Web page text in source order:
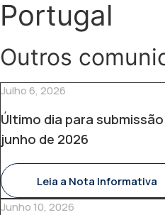
Portugal
Outros
Julho 6, 2026
Último dia para
junho de 2026
Leia a Nota Informativa
Junho 10, 2026